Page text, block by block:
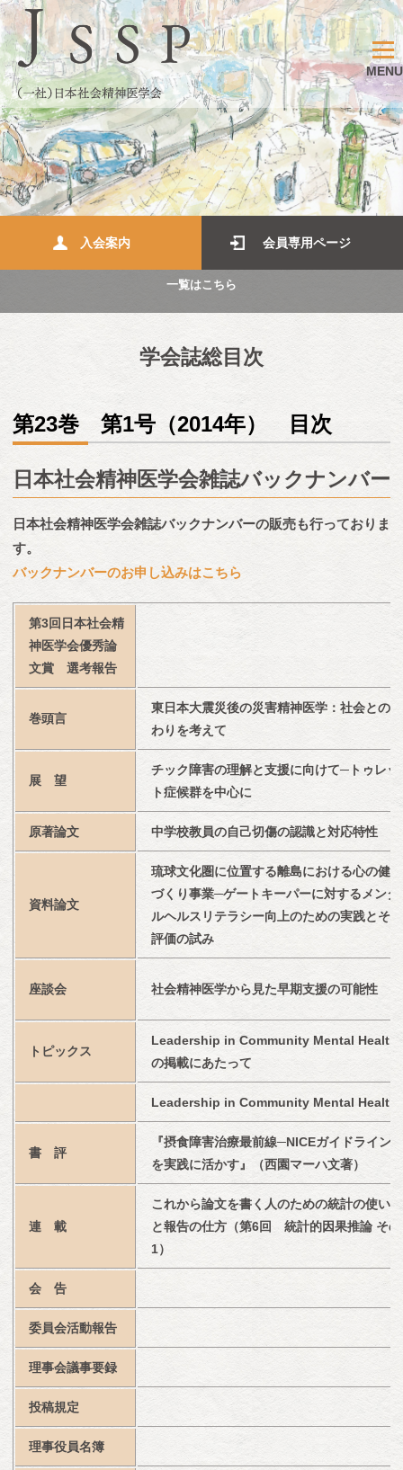
MENU
入会案内 会員専用ページ
一覧はこちら
学会誌総目次
第23巻 第1号（2014年） 目次
日本社会精神医学会雑誌バックナンバー
日本社会精神医学会雑誌バックナンバーの販売も行っておりま
す。
バックナンバーのお申し込みはこちら
第3回日本社会精
神医学会優秀論
文賞　選考報告
巻頭言
東日本大震災後の災害精神医学：社会との関
わりを考えて
展　望
チック障害の理解と支援に向けて─トゥレッ
ト症候群を中心に
原著論文 中学校教員の自己切傷の認識と対応特性
資料論文
琉球文化圏に位置する離島における心の健康
づくり事業─ゲートキーパーに対するメンタ
ルヘルスリテラシー向上のための実践とその
評価の試み
座談会 社会精神医学から見た早期支援の可能性
トピックス
Leadership in Community Mental Health
の掲載にあたって
Leadership in Community Mental Health
書　評
『摂食障害治療最前線─NICEガイドライン
を実践に活かす』（西園マーハ文著）
連　載
これから論文を書く人のための統計の使い方
と報告の仕方（第6回　統計的因果推論 その
1）
会　告
委員会活動報告
理事会議事要録
投稿規定
理事役員名簿